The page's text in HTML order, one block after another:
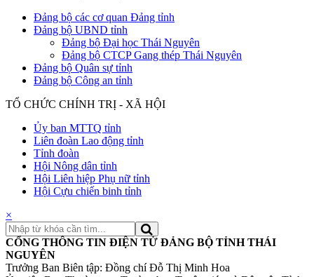
Đảng bộ các cơ quan Đảng tỉnh
Đảng bộ UBND tỉnh
Đảng bộ Đại học Thái Nguyên
Đảng bộ CTCP Gang thép Thái Nguyên
Đảng bộ Quân sự tỉnh
Đảng bộ Công an tỉnh
TỔ CHỨC CHÍNH TRỊ - XÃ HỘI
Ủy ban MTTQ tỉnh
Liên đoàn Lao động tỉnh
Tỉnh đoàn
Hội Nông dân tỉnh
Hội Liên hiệp Phụ nữ tỉnh
Hội Cựu chiến binh tỉnh
×
CỔNG THÔNG TIN ĐIỆN TỬ ĐẢNG BỘ TỈNH THÁI
NGUYÊN
Trưởng Ban Biên tập: Đồng chí Đỗ Thị Minh Hoa